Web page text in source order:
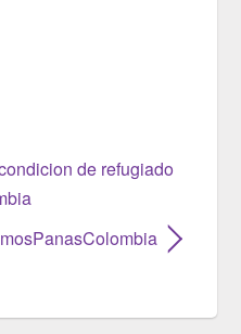
de refugiado